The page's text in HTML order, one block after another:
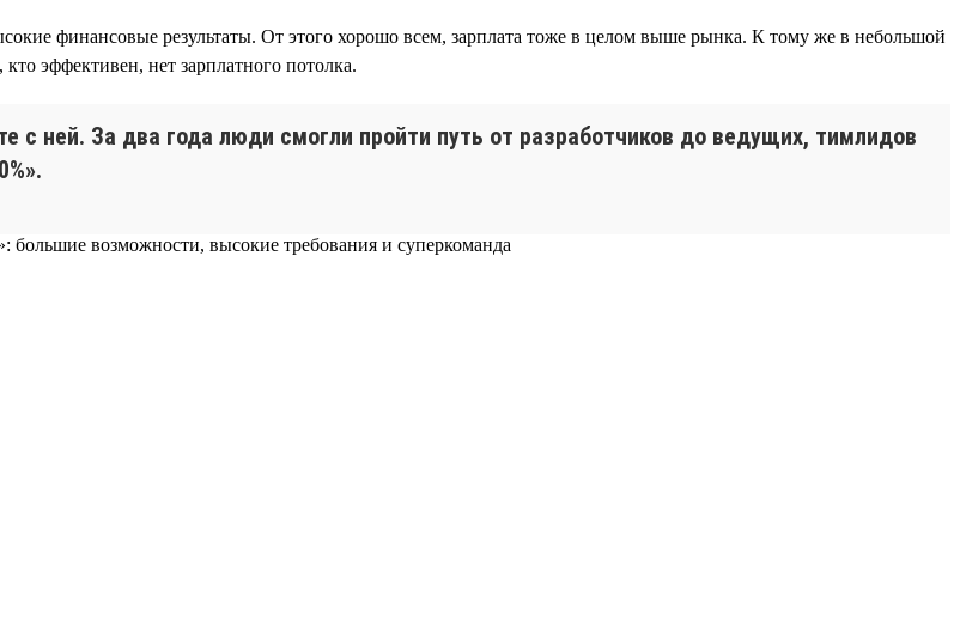
финансовые результаты. От этого хорошо всем, зарплата тоже в целом выше рынка. К тому же в небольшой
эффективен, нет зарплатного потолка.
с ней. За два года люди смогли пройти путь от разработчиков до ведущих, тимлидов